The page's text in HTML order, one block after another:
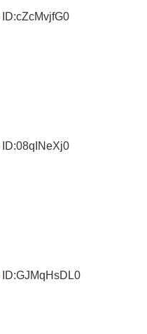
ID:cZcMvjfG0
ID:08qINeXj0
ID:GJMqHsDL0